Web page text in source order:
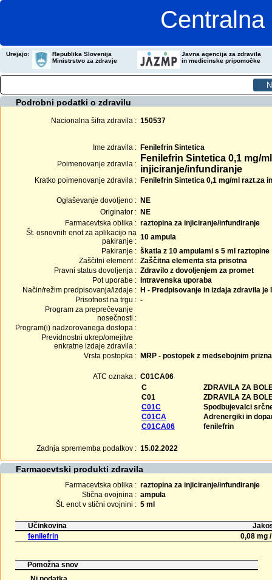
Urejajo:
Republika Slovenija
Ministrstvo za zdravje
Javna agencija za zdravila
in medicinske pripomočke
Podrobni podatki o zdravilu
Nacionalna šifra zdravila : 150537
Ime zdravila : Fenilefrin Sintetica
Poimenovanje zdravila :
Fenilefrin Sintetica 0,1 mg/
injiciranje/infundiranje
Kratko poimenovanje zdravila : Fenilefrin Sintetica 0,1 mg/ml razt.za
Oglaševanje dovoljeno : NE
Originator : NE
Farmacevtska oblika : raztopina za injiciranje/infundiranje
Št. osnovnih enot za aplikacijo na
pakiranje : 10 ampula
Pakiranje : škatla z 10 ampulami s 5 ml raztopine
Zaščitni element : Zaščitna elementa sta prisotna
Pravni status dovoljenja : Zdravilo z dovoljenjem za promet
Pot uporabe :
Intravenska uporaba
Način/režim predpisovanja/izdaje : H - Predpisovanje in izdaja zdravila
Prisotnost na trgu : -
Program za preprečevanje
nosečnosti :
Program(i) nadzorovanega dostopa :
Previdnostni ukrep/omejitve
enkratne izdaje zdravila :
Vrsta postopka : MRP - postopek z medsebojnim
ATC oznaka : C01CA06
C
ZDRAVILA ZA
C01
ZDRAVILA ZA
C01C
Spodbujevalci
C01CA
Adrenergiki in
C01CA06
fenilefrin
Zadnja sprememba podatkov : 15.02.2022
Farmacevtski produkti zdravila
Farmacevtska oblika : raztopina za injiciranje/infundiranje
Stična ovojnina : ampula
Št. enot v stični ovojnini : 5 ml
Učinkovina
fenilefrin
0,08 mg
Pomožna snov